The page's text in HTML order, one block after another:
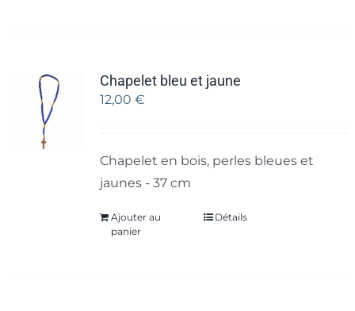
Chapelet bleu et jaune
12,00 €
Chapelet en bois, perles bleues et
jaunes - 37 cm
Ajouter au
panier
Détails